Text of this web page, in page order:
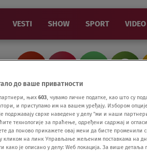
VESTI SHOW SPORT VIDEO
до ваше приватности
њих 603 , чувамо личне податке, као што су
и приступамо им на вашем уређају. Избором
подржавају сврхе наведене у делу "ми и наши
технологије за праћење, одређени садржај и
да поново прикажете овај мени да бисте променили
кликом на линк Управљање жељеним поставкама на
како је описано у делу: Wеб локација. За више детаља